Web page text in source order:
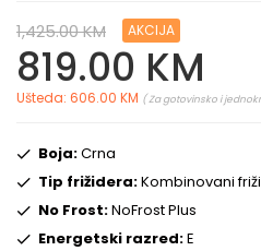
1,425.00 KM AKCIJA
819.00 KM
Ušteda: 606.00 KM ( Za gotovinsko i
Boja:Crna
Tip frižidera:Kombinovani
No Frost:NoFrost Plus
Energetski razred:E